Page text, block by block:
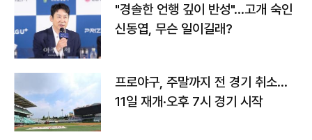
"경솔한 언행 깊이 반성"…고개 숙인
신동엽, 무슨 일이길래?
프로야구, 주말까지 전 경기 취소…
11일 재개·오후 7시 경기 시작